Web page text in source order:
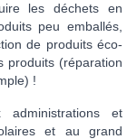
les déchets en
peu emballés,
de produits éco-
produits (réparation
!
et
et au grand